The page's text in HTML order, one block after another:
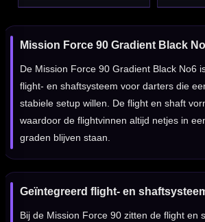
Mission Force 90 Gradient Black
De Mission Force 90 Gradient Black No6
flight- en shaftsysteem voor darters die
stabiele setup willen. De flight en shaft
waardoor de flightvinnen altijd netjes in
graden blijven staan.
Geïntegreerd flight- en
Bij de Mission Force 90 zitten de flight en